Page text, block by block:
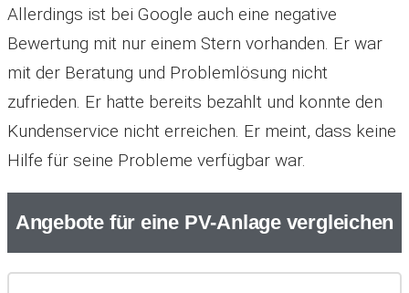
Allerdings ist bei Google auch eine negative
Bewertung mit nur einem Stern vorhanden. Er war
mit der Beratung und Problemlösung nicht
zufrieden. Er hatte bereits bezahlt und konnte den
Kundenservice nicht erreichen. Er meint, dass keine
Hilfe für seine Probleme verfügbar war.